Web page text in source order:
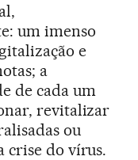
um imenso
e
a
de cada um
revitalizar
ou
crise do vírus.